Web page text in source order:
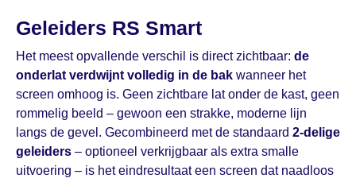
Geleiders RS Smart
Het meest opvallende verschil is direct zichtbaar: de
onderlat verdwijnt volledig in de bak wanneer het
screen omhoog is. Geen zichtbare lat onder de kast, geen
rommelig beeld – gewoon een strakke, moderne lijn
langs de gevel. Gecombineerd met de standaard 2-delige
geleiders – optioneel verkrijgbaar als extra smalle
uitvoering – is het eindresultaat een screen dat naadloos